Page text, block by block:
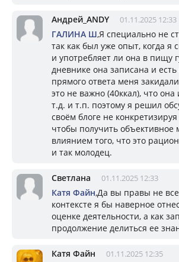
Андрей_ANDY 01.11.2025 12:33
ГАЛИНА Ш,Я специально не
так как был уже опыт, когда я
и употребляет ли она в пищу
дневнике она записана и
прямого ответа меня
это не важно (40ккал), что она
т.д. и т.п. поэтому я решил
своём блоге не
чтобы получить объективное
влиянием того, что это
и так молодец.
Светлана 01.11.2025 12:33
Катя Файн,Да вы правы не
контексте я бы наверное
оценке деятельности, а как
продолжение делиться ее
Катя Файн 01.11.2025 12:35